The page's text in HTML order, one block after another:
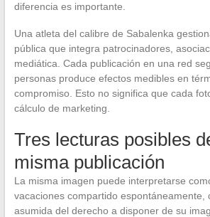
diferencia es importante.
Una atleta del calibre de Sabalenka
pública que integra patrocinadores,
mediática. Cada publicación en una red
personas produce efectos medibles en
compromiso. Esto no significa que cada
cálculo de marketing.
Tres lecturas posibles
misma publicación
La misma imagen puede interpretarse
vacaciones compartido espontáneamente,
asumida del derecho a disponer de su